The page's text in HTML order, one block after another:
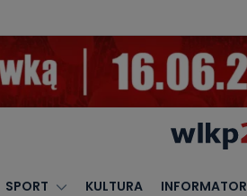
SPORT KULTURA INFORMATOR